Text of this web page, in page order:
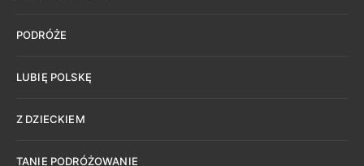
PODRÓŻE
LUBIĘ POLSKĘ
Z DZIECKIEM
TANIE PODRÓŻOWANIE